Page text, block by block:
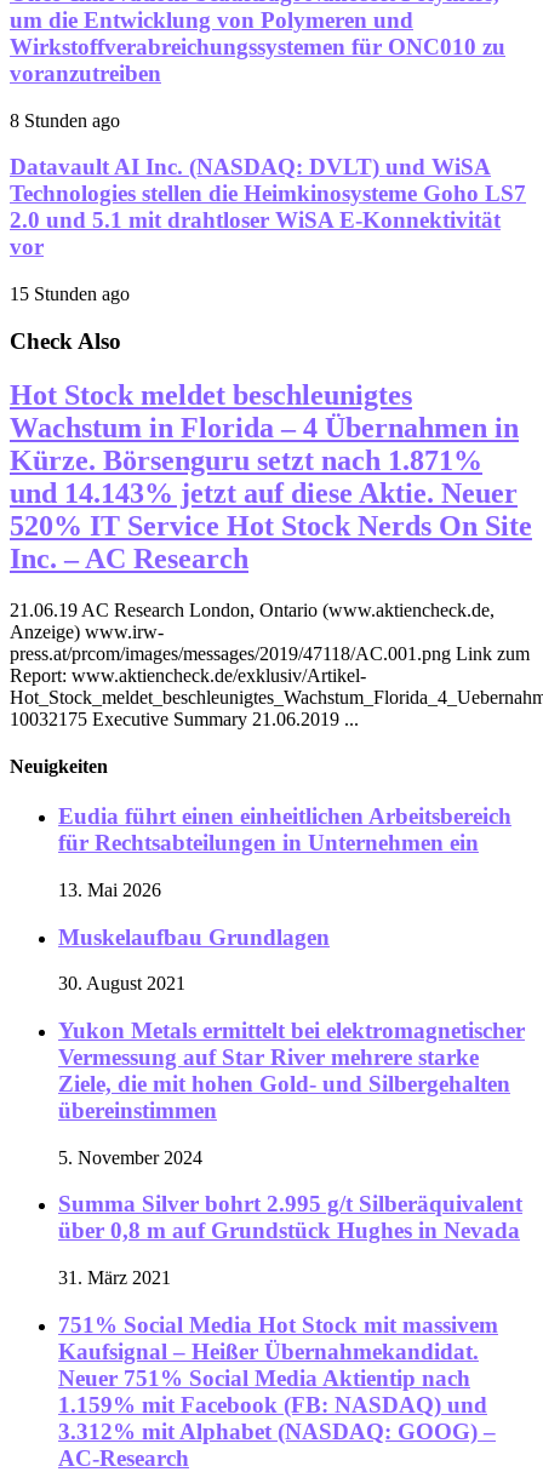
um die Entwicklung von Polymeren und
Wirkstoffverabreichungssystemen für ONC010 zu
voranzutreiben
8 Stunden ago
Datavault AI Inc. (NASDAQ: DVLT) und WiSA
Technologies stellen die Heimkinosysteme Goho LS7
2.0 und 5.1 mit drahtloser WiSA E-Konnektivität
vor
15 Stunden ago
Check Also
Hot Stock meldet beschleunigtes
Wachstum in Florida – 4 Übernahmen in
Kürze. Börsenguru setzt nach 1.871%
und 14.143% jetzt auf diese Aktie. Neuer
520% IT Service Hot Stock Nerds On Site
Inc. – AC Research
21.06.19 AC Research London, Ontario (www.aktiencheck.de,
Anzeige) www.irw-
press.at/prcom/images/messages/2019/47118/AC.001.png Link zum
Report: www.aktiencheck.de/exklusiv/Artikel-
10032175 Executive Summary 21.06.2019 ...
Neuigkeiten
Eudia führt einen einheitlichen Arbeitsbereich
für Rechtsabteilungen in Unternehmen ein
13. Mai 2026
Muskelaufbau Grundlagen
30. August 2021
Yukon Metals ermittelt bei elektromagnetischer
Vermessung auf Star River mehrere starke
Ziele, die mit hohen Gold- und Silbergehalten
übereinstimmen
5. November 2024
Summa Silver bohrt 2.995 g/t Silberäquivalent
über 0,8 m auf Grundstück Hughes in Nevada
31. März 2021
751% Social Media Hot Stock mit massivem
Kaufsignal – Heißer Übernahmekandidat.
Neuer 751% Social Media Aktientip nach
1.159% mit Facebook (FB: NASDAQ) und
3.312% mit Alphabet (NASDAQ: GOOG) –
AC-Research